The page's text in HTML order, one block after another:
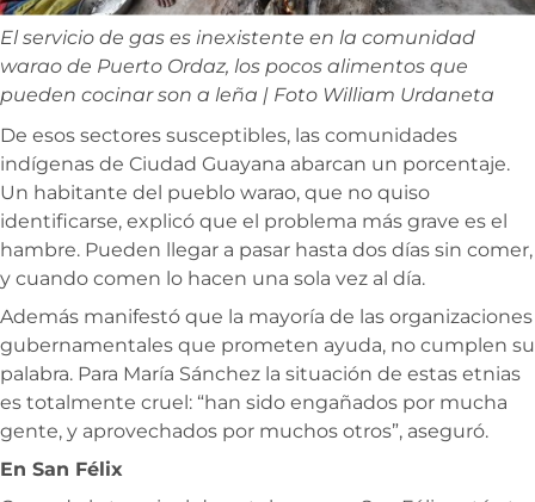
El servicio de gas es inexistente en la comunidad
warao de Puerto Ordaz, los pocos alimentos que
pueden cocinar son a leña | Foto William Urdaneta
De esos sectores susceptibles, las comunidades
indígenas de Ciudad Guayana abarcan un porcentaje.
Un habitante del pueblo warao, que no quiso
identificarse, explicó que el problema más grave es el
hambre. Pueden llegar a pasar hasta dos días sin comer,
y cuando comen lo hacen una sola vez al día.
Además manifestó que la mayoría de las organizaciones
gubernamentales que prometen ayuda, no cumplen su
palabra. Para María Sánchez la situación de estas etnias
es totalmente cruel: “han sido engañados por mucha
gente, y aprovechados por muchos otros”, aseguró.
En San Félix